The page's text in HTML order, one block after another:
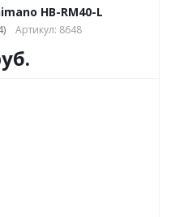
HB-RM40-L
Артикул: 8648